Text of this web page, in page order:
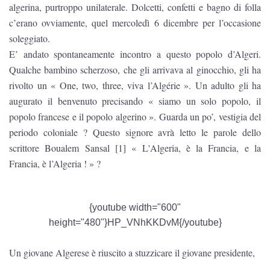
algerina, purtroppo unilaterale. Dolcetti, confetti e bagno di folla
c’erano ovviamente, quel mercoledì 6 dicembre per l’occasione
soleggiato.
E’ andato spontaneamente incontro a questo popolo d’Algeri.
Qualche bambino scherzoso, che gli arrivava al ginocchio, gli ha
rivolto un « One, two, three, viva l’Algérie ». Un adulto gli ha
augurato il benvenuto precisando « siamo un solo popolo, il
popolo francese e il popolo algerino ». Guarda un po’, vestigia del
periodo coloniale ? Questo signore avrà letto le parole dello
scrittore Boualem Sansal [1] « L'Algeria, è la Francia, e la
Francia, è l’Algeria ! » ?
{youtube width="600"
height="480"}HP_VNhKKDvM{/youtube}
Un giovane Algerese è riuscito a stuzzicare il giovane presidente,